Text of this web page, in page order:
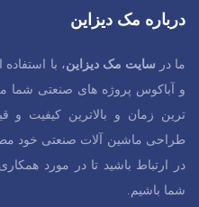
درباره مک دیزاین
ما در سایت مک دیزاین، با
و آباکوس پروژه های صنعتی شما
ترین زمان و بالاترین کیفیت
طراحی ماشین آلات صنعتی خود
در ارتباط باشید تا در مورد
شما باشیم.